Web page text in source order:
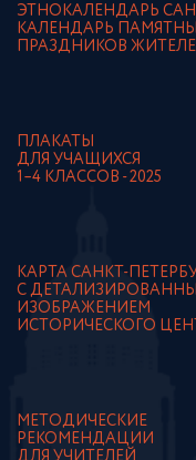
ЭТНОКАЛЕНДАРЬ
КАЛЕНДАРЬ
ПРАЗДНИКОВ
ПЛАКАТЫ
ДЛЯ УЧАЩИХСЯ
1–4 КЛАССОВ - 2025
КАРТА САНКТ-
С
ИЗОБРАЖЕНИЕМ
ИСТОРИЧЕСКОГО
МЕТОДИЧЕСКИЕ
РЕКОМЕНДАЦИИ
ДЛЯ УЧИТЕЛЕЙ